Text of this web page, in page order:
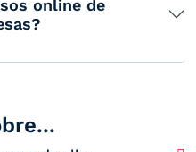
online de